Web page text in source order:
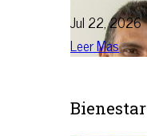
Jul 22, 2026
Leer Mas
Bienestar